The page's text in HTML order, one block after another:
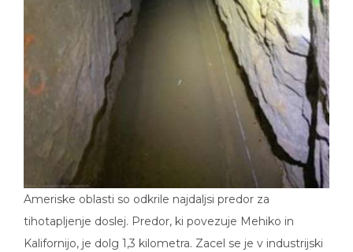
Ameriske oblasti so odkrile najdaljsi predor za
tihotapljenje doslej. Predor, ki povezuje Mehiko in
Kalifornijo, je dolg 1,3 kilometra. Zacel se je v industrijski